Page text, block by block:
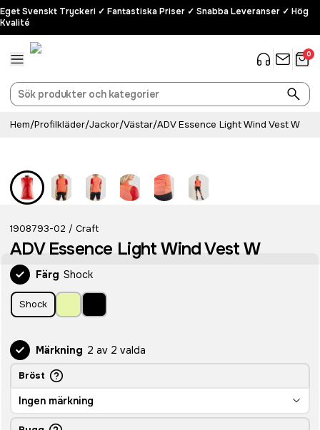
Eget Svenskt Tryckeri ✓ Fantastiska Priser ✓ Snabba Leveranser ✓ Hög
Kvalité
0
Hem/Profilkläder/Jackor/Västar/ADV Essence Light Wind Vest W
1908793-02 / Craft
ADV Essence Light Wind Vest W
Färg Shock
Shock
Märkning 2 av 2 valda
Bröst
Ingen märkning